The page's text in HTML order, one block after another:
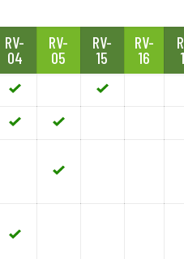
RV-
04
RV-
05
RV-
15
RV-
16